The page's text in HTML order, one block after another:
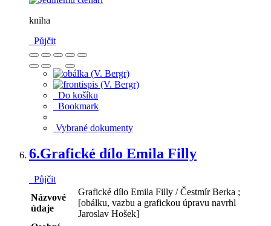
kniha
Půjčit
Do košíku
Bookmark
Vybrané dokumenty
6.Grafické dílo Emila Filly
Půjčit
Názvové
údaje
Grafické dílo Emila Filly / Čestmír Berka ;
[obálku, vazbu a grafickou úpravu navrhl
Jaroslav Hošek]